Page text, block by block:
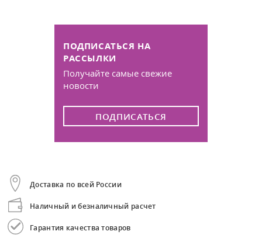
ПОДПИСАТЬСЯ НА
РАССЫЛКИ
Получайте самые свежие
новости
ПОДПИСАТЬСЯ
Доставка по всей России
Наличный и безналичный расчет
Гарантия качества товаров